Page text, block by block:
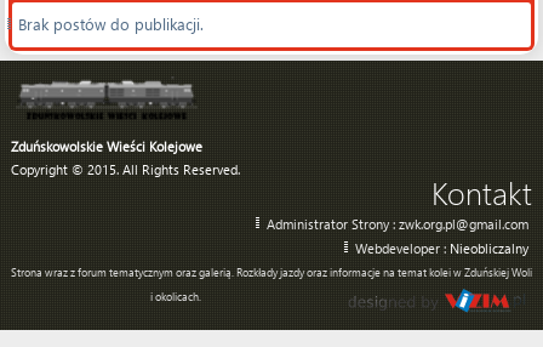
Brak postów do publikacji.
Zduńskowolskie Wieści Kolejowe
Copyright © 2015. All Rights Reserved.
Kontakt
Administrator Strony : zwk.org.pl@gmail.com
Webdeveloper : Nieobliczalny
Strona wraz z forum tematycznym oraz galerią. Rozkłady jazdy oraz informacje na temat kolei w Zduńskiej Woli
i okolicach.